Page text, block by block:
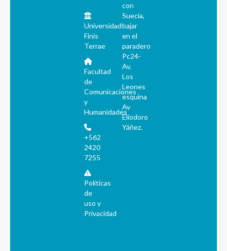
Universidad
Finis
Terrae
Facultad
de
Comunicaciones
y
Humanidades
+562
2420
7255
Políticas
de
uso y
Privacidad
con
Suecia,
bajar
en el
paradero
Pc24-
Av.
Los
Leones
esquina
Av
Eliodoro
Yáñez.